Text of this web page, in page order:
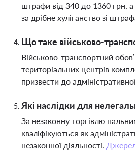
штрафи від 340 до 1360 грн,
за дрібне хуліганство зі
Що таке військово-
Військово-транспортний
територіальних центрів
призвести до
Які наслідки для
За незаконну торгівлю
кваліфікуються як
незаконної діяльності.